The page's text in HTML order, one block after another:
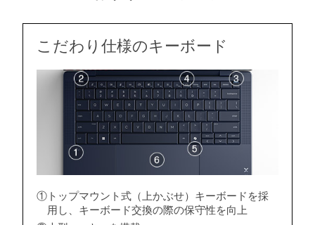
こだわり仕様のキーボード
①トップマウント式（上かぶせ）キーボードを採
用し、キーボード交換の際の保守性を向上